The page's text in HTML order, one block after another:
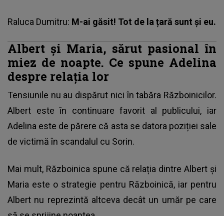
Raluca Dumitru: M-ai găsit! Tot de la țară sunt și eu.
Albert și Maria, sărut pasional în
miez de noapte. Ce spune Adelina
despre relația lor
Tensiunile nu au dispărut nici în tabăra Războinicilor.
Albert este în continuare favorit al publicului, iar
Adelina este de părere că asta se datora poziției sale
de victimă în scandalul cu Sorin.
Mai mult, Războinica spune că relația dintre Albert și
Maria este o strategie pentru Războinică, iar pentru
Albert nu reprezintă altceva decât un umăr pe care